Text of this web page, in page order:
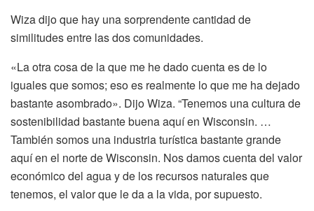
Wiza dijo que hay una sorprendente cantidad de
similitudes entre las dos comunidades.
«La otra cosa de la que me he dado cuenta es de lo
iguales que somos; eso es realmente lo que me ha dejado
bastante asombrado». Dijo Wiza. “Tenemos una cultura de
sostenibilidad bastante buena aquí en Wisconsin. …
También somos una industria turística bastante grande
aquí en el norte de Wisconsin. Nos damos cuenta del valor
económico del agua y de los recursos naturales que
tenemos, el valor que le da a la vida, por supuesto.